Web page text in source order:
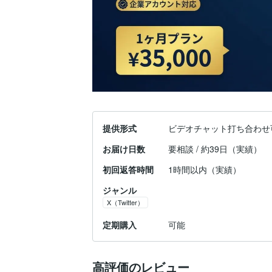
提供形式
ビデオチャット打ち合わ
お届け日数
要相談 / 約39日（実績）
初回返答時間
1時間以内（実績）
ジャンル
X（Twitter）
定期購入 可能
高評価のレビュー